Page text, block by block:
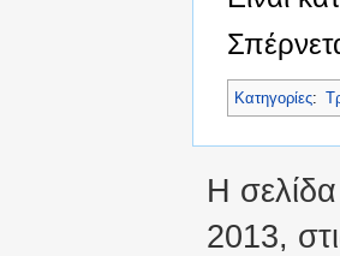
Κατηγορίες:
Η
2013,